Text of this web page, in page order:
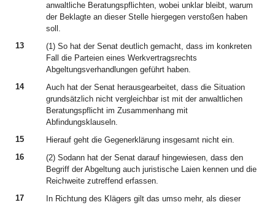
anwaltliche Beratungspflichten, wobei unklar bleibt, warum
der Beklagte an dieser Stelle hiergegen verstoßen haben
soll.
13
(1) So hat der Senat deutlich gemacht, dass im konkreten
Fall die Parteien eines Werkvertragsrechts
Abgeltungsverhandlungen geführt haben.
14
Auch hat der Senat herausgearbeitet, dass die Situation
grundsätzlich nicht vergleichbar ist mit der anwaltlichen
Beratungspflicht im Zusammenhang mit
Abfindungsklauseln.
15
Hierauf geht die Gegenerklärung insgesamt nicht ein.
16
(2) Sodann hat der Senat darauf hingewiesen, dass den
Begriff der Abgeltung auch juristische Laien kennen und die
Reichweite zutreffend erfassen.
17
In Richtung des Klägers gilt das umso mehr, als dieser